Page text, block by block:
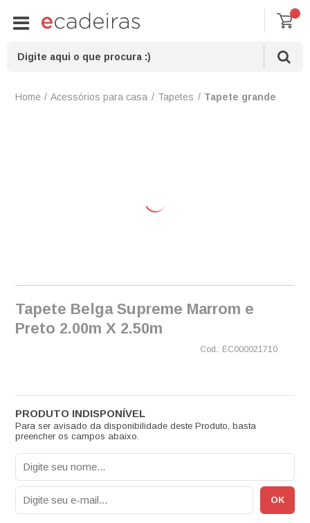
Acessórios para casa Tapetes Tapete grande
Tapete Belga Supreme Marrom e
Preto 2.00m X 2.50m
EC000021710
Para ser avisado da disponibilidade deste Produto, basta
preencher os campos abaixo.